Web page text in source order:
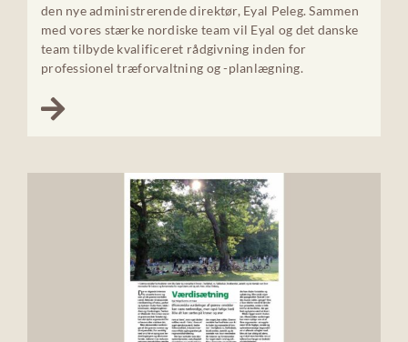
den nye administrerende direktør, Eyal Peleg. Sammen
med vores stærke nordiske team vil Eyal og det danske
team tilbyde kvalificeret rådgivning inden for
professionel træforvaltning og -planlægning.